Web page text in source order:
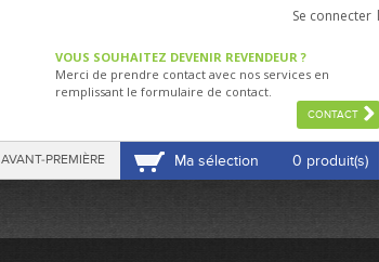
Se connecter
VOUS SOUHAITEZ DEVENIR REVENDEUR ?
Merci de prendre contact avec nos services en
remplissant le formulaire de contact.
CONTACT
AVANT-PREMIÈRE Ma sélection 0 produit(s)